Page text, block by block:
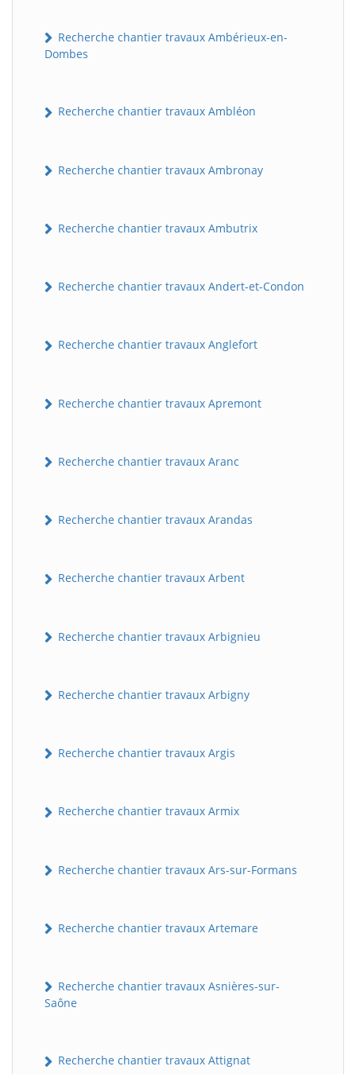
Recherche chantier travaux Ambérieux-en-
Dombes
Recherche chantier travaux Ambléon
Recherche chantier travaux Ambronay
Recherche chantier travaux Ambutrix
Recherche chantier travaux Andert-et-Condon
Recherche chantier travaux Anglefort
Recherche chantier travaux Apremont
Recherche chantier travaux Aranc
Recherche chantier travaux Arandas
Recherche chantier travaux Arbent
Recherche chantier travaux Arbignieu
Recherche chantier travaux Arbigny
Recherche chantier travaux Argis
Recherche chantier travaux Armix
Recherche chantier travaux Ars-sur-Formans
Recherche chantier travaux Artemare
Recherche chantier travaux Asnières-sur-
Saône
Recherche chantier travaux Attignat